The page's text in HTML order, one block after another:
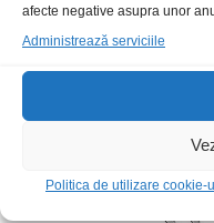
afecte negative asupra unor
Administrează serviciile
Politica de utilizare cookie-